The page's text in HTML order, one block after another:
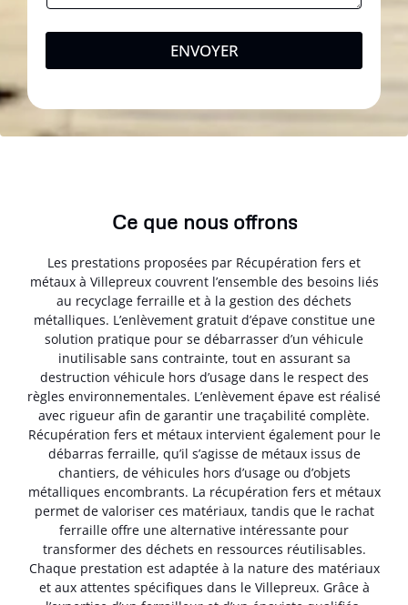
ENVOYER
Ce que nous offrons
Les prestations proposées par Récupération fers et
métaux à Villepreux couvrent l’ensemble des besoins liés
au recyclage ferraille et à la gestion des déchets
métalliques. L’enlèvement gratuit d’épave constitue une
solution pratique pour se débarrasser d’un véhicule
inutilisable sans contrainte, tout en assurant sa
destruction véhicule hors d’usage dans le respect des
règles environnementales. L’enlèvement épave est réalisé
avec rigueur afin de garantir une traçabilité complète.
Récupération fers et métaux intervient également pour le
débarras ferraille, qu’il s’agisse de métaux issus de
chantiers, de véhicules hors d’usage ou d’objets
métalliques encombrants. La récupération fers et métaux
permet de valoriser ces matériaux, tandis que le rachat
ferraille offre une alternative intéressante pour
transformer des déchets en ressources réutilisables.
Chaque prestation est adaptée à la nature des matériaux
et aux attentes spécifiques dans le Villepreux. Grâce à